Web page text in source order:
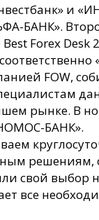
и
БАНК».
Forex Desk
FOW,
рынке. В
БАНК».
свой
все